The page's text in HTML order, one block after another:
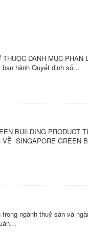
DANH MỤC
ban hành Quyết định số…
BUILDING
SINGAPORE GREEN
ngành thuỷ sản và